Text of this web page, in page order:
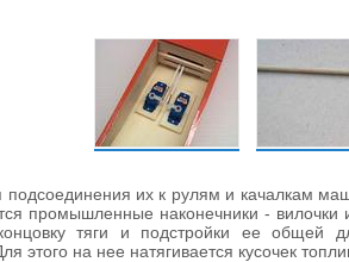
подсоединения их к рулям и качалкам
промышленные наконечники -
тяги и подстройки ее общей
этого на нее натягивается кусочек